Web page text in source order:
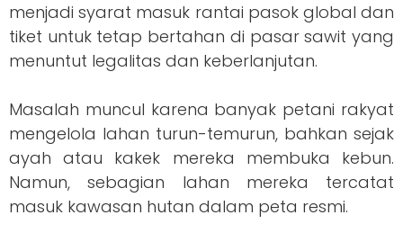
menjadi syarat masuk rantai pasok global dan
tiket untuk tetap bertahan di pasar sawit yang
menuntut legalitas dan keberlanjutan.
Masalah muncul karena banyak petani rakyat
mengelola lahan turun-temurun, bahkan sejak
ayah atau kakek mereka membuka kebun.
Namun, sebagian lahan mereka tercatat
masuk kawasan hutan dalam peta resmi.